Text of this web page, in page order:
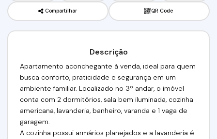
Compartilhar QR Code
Descrição
Apartamento aconchegante à venda, ideal para quem
busca conforto, praticidade e segurança em um
ambiente familiar. Localizado no 3º andar, o imóvel
conta com 2 dormitórios, sala bem iluminada, cozinha
americana, lavanderia, banheiro, varanda e 1 vaga de
garagem.
A cozinha possui armários planejados e a lavanderia é